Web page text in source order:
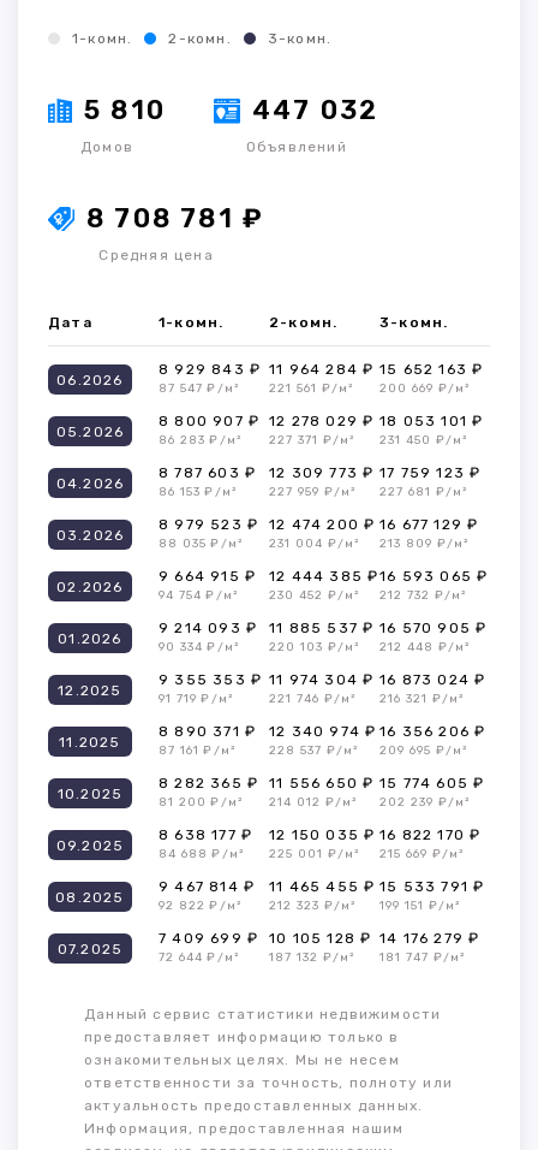
1-комн. 2-комн. 3-комн.
5 810
Домов
447 032
Объявлений
8 708 781 ₽
Средняя цена
Дата 1-комн. 2-комн. 3-комн.
06.2026
8 929 843 ₽
87 547 ₽/м²
11 964 284 ₽
221 561 ₽/м²
15 652 163 ₽
200 669 ₽/м²
05.2026
8 800 907 ₽
86 283 ₽/м²
12 278 029 ₽
227 371 ₽/м²
18 053 101 ₽
231 450 ₽/м²
04.2026
8 787 603 ₽
86 153 ₽/м²
12 309 773 ₽
227 959 ₽/м²
17 759 123 ₽
227 681 ₽/м²
03.2026
8 979 523 ₽
88 035 ₽/м²
12 474 200 ₽
231 004 ₽/м²
16 677 129 ₽
213 809 ₽/м²
02.2026
9 664 915 ₽
94 754 ₽/м²
12 444 385 ₽
230 452 ₽/м²
16 593 065 ₽
212 732 ₽/м²
01.2026
9 214 093 ₽
90 334 ₽/м²
11 885 537 ₽
220 103 ₽/м²
16 570 905 ₽
212 448 ₽/м²
12.2025
9 355 353 ₽
91 719 ₽/м²
11 974 304 ₽
221 746 ₽/м²
16 873 024 ₽
216 321 ₽/м²
11.2025
8 890 371 ₽
87 161 ₽/м²
12 340 974 ₽
228 537 ₽/м²
16 356 206 ₽
209 695 ₽/м²
10.2025
8 282 365 ₽
81 200 ₽/м²
11 556 650 ₽
214 012 ₽/м²
15 774 605 ₽
202 239 ₽/м²
09.2025
8 638 177 ₽
84 688 ₽/м²
12 150 035 ₽
225 001 ₽/м²
16 822 170 ₽
215 669 ₽/м²
08.2025
9 467 814 ₽
92 822 ₽/м²
11 465 455 ₽
212 323 ₽/м²
15 533 791 ₽
199 151 ₽/м²
07.2025
7 409 699 ₽
72 644 ₽/м²
10 105 128 ₽
187 132 ₽/м²
14 176 279 ₽
181 747 ₽/м²
Данный сервис статистики недвижимости
предоставляет информацию только в
ознакомительных целях. Мы не несем
ответственности за точность, полноту или
актуальность предоставленных данных.
Информация, предоставленная нашим